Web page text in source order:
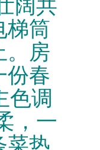
梯筒
。房
份春
色调
，一
菜热